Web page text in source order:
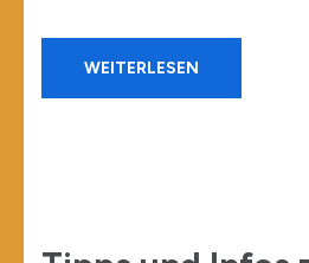
WEITERLESEN